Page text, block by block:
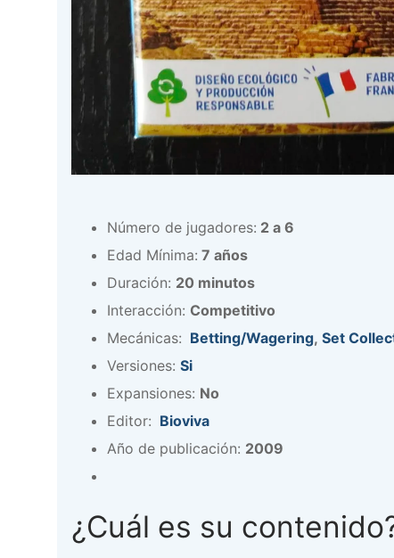
Número de jugadores: 2 a 6
Edad Mínima: 7 años
Duración: 20 minutos
Interacción: Competitivo
Mecánicas: Betting/Wagering, Set
Versiones: Si
Expansiones: No
Editor: Bioviva
Año de publicación: 2009
¿Cuál es su